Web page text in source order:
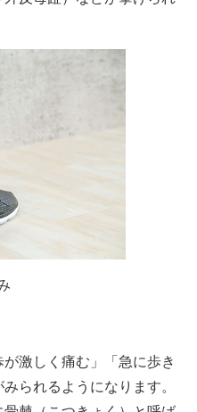
が激しく痛む」「急に歩き
られるようになります。